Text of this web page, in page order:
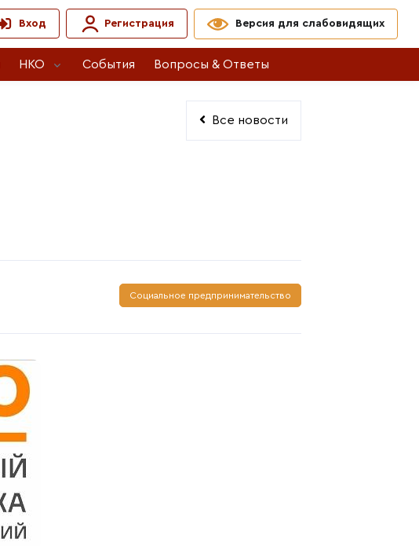
Вход Регистрация Версия для слабовидящих
НКО События Вопросы & Ответы
Все новости
Социальное предпринимательство